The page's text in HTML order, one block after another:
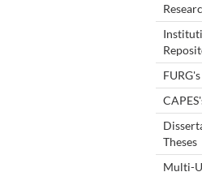
Theses
Multi-